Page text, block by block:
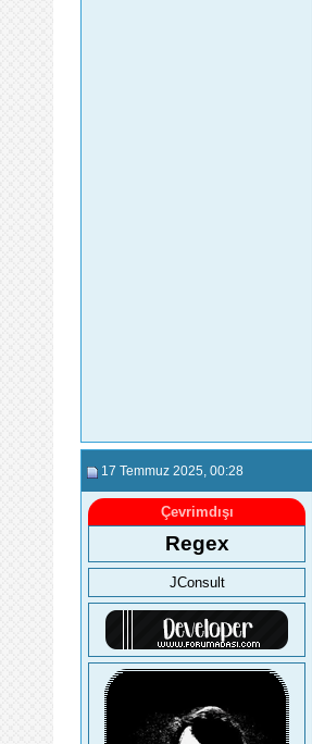
17 Temmuz 2025 , 00:28
Çevrimdışı
Regex
JConsult